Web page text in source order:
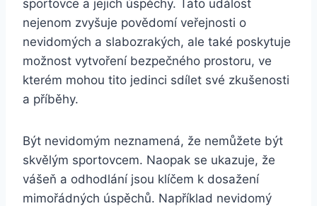
sportovce a jejich úspěchy. Tato událost
nejenom ​zvyšuje povědomí ‌veřejnosti o
nevidomých a ‍slabozrakých, ⁤ale také ‌poskytuje
možnost⁣ vytvoření bezpečného prostoru, ve
kterém mohou tito jedinci sdílet⁢ své zkušenosti
a příběhy.
Být nevidomým neznamená,⁤ že‍ nemůžete být
skvělým ⁣sportovcem. Naopak se ⁤ukazuje, že
‍vášeň a⁤ odhodlání jsou klíčem k dosažení
mimořádných úspěchů. Například nevidomý